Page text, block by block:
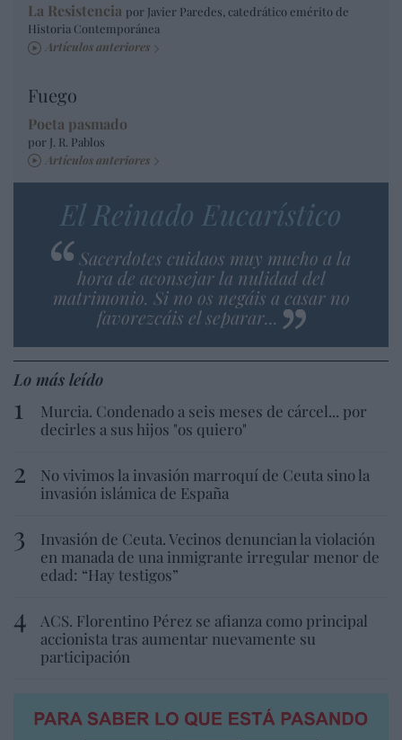
La Resistencia por Javier Paredes, catedrático emérito de
Historia Contemporánea
Artículos anteriores
Fuego
Poeta pasmado
por J. R. Pablos
Artículos anteriores
El Reinado Eucarístico
Sacerdotes cuidaos muy mucho a la
hora de aconsejar la nulidad del
matrimonio. Si no os negáis a casar no
favorezcáis el separar...
Lo más leído
Murcia. Condenado a seis meses de cárcel... por
decirles a sus hijos "os quiero"
No vivimos la invasión marroquí de Ceuta sino la
invasión islámica de España
Invasión de Ceuta. Vecinos denuncian la violación
en manada de una inmigrante irregular menor de
edad: “Hay testigos”
ACS. Florentino Pérez se afianza como principal
accionista tras aumentar nuevamente su
participación